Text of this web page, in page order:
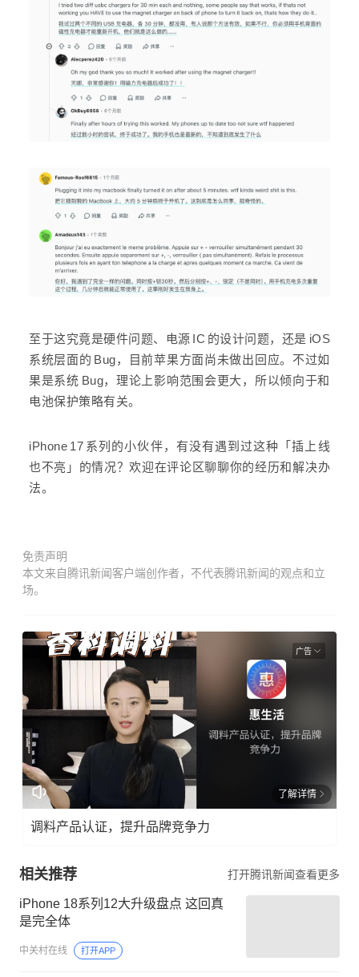
至于这究竟是硬件问题、电源 IC 的设计问题，还是 iOS
系统层面的 Bug，目前苹果方面尚未做出回应。不过如
果是系统 Bug，理论上影响范围会更大，所以倾向于和
电池保护策略有关。
iPhone 17 系列的小伙伴，有没有遇到过这种「插上线
也不亮」的情况？欢迎在评论区聊聊你的经历和解决办
法。
免责声明
本文来自腾讯新闻客户端创作者，不代表腾讯新闻的观点和立
场。
广告
了解详情
调料产品认证，提升品牌竞争力
相关推荐 打开腾讯新闻查看更多
iPhone 18系列12大升级盘点 这回真
是完全体
中关村在线 打开APP